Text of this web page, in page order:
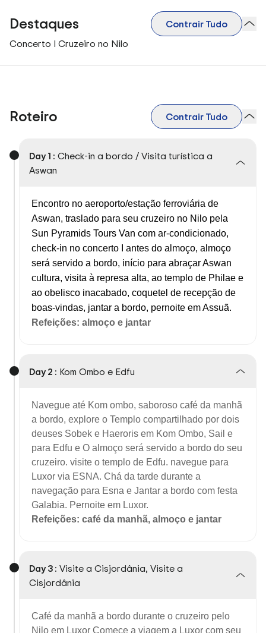
Destaques
Contrair Tudo
Concerto I Cruzeiro no Nilo
Roteiro Contrair Tudo
Day 1 : Check-in a bordo / Visita turística a
Aswan
Encontro no aeroporto/estação ferroviária de
Aswan, traslado para seu cruzeiro no Nilo pela
Sun Pyramids Tours Van com ar-condicionado,
check-in no concerto I antes do almoço, almoço
será servido a bordo, início para abraçar Aswan
cultura, visita à represa alta, ao templo de Philae e
ao obelisco inacabado, coquetel de recepção de
boas-vindas, jantar a bordo, pernoite em Assuã.
Refeições: almoço e jantar
Day 2 : Kom Ombo e Edfu
Navegue até Kom ombo, saboroso café da manhã
a bordo, explore o Templo compartilhado por dois
deuses Sobek e Haeroris em Kom Ombo, Sail e
para Edfu e O almoço será servido a bordo do seu
cruzeiro. visite o templo de Edfu. navegue para
Luxor via ESNA. Chá da tarde durante a
navegação para Esna e Jantar a bordo com festa
Galabia. Pernoite em Luxor.
Refeições: café da manhã, almoço e jantar
Day 3 : Visite a Cisjordânia, Visite a
Cisjordânia
Café da manhã a bordo durante o cruzeiro pelo
Nilo em Luxor Comece a viagem a Luxor com seu